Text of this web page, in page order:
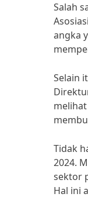
Salah
angka
Selain
Tidak
2024.
sektor
Hal ini